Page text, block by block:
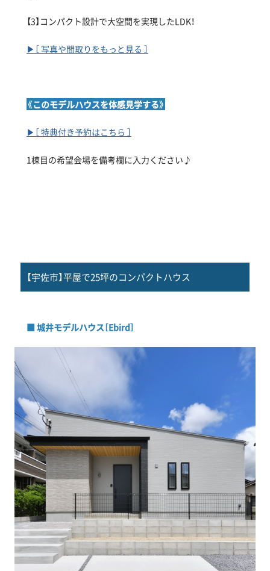
【3】コンパクト設計で大空間を実現したLDK！
▶［ 写真や間取りをもっと見る ］
《このモデルハウスを体感見学する》
▶［ 特典付き予約はこちら ］
1棟目の希望会場を備考欄に入力ください♪
【宇佐市】平屋で25坪のコンパクトハウス
■ 城井モデルハウス［Ebird］